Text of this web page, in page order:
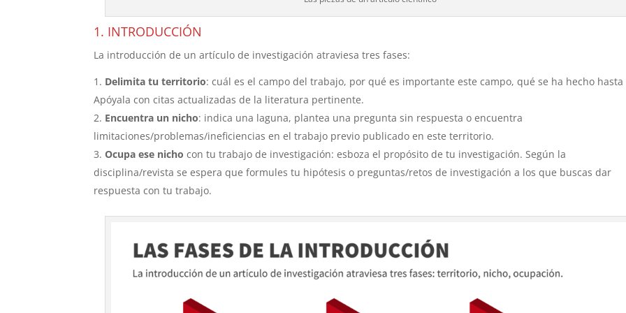
1. INTRODUCCIÓN
La introducción de un artículo de investigación atraviesa tres fases:
Delimita tu territorio: cuál es el campo del trabajo, por qué es importante este campo, qué se ha hecho hasta
Apóyala con citas actualizadas de la literatura pertinente.
Encuentra un nicho: indica una laguna, plantea una pregunta sin respuesta o encuentra
limitaciones/problemas/ineficiencias en el trabajo previo publicado en este territorio.
Ocupa ese nicho con tu trabajo de investigación: esboza el propósito de tu investigación. Según la
disciplina/revista se espera que formules tu hipótesis o preguntas/retos de investigación a los que buscas dar
respuesta con tu trabajo.